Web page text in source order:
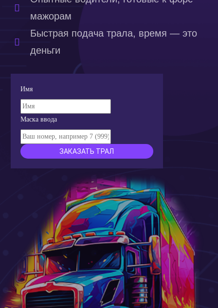
мажорам
Быстрая подача трала, время — это
деньги
Имя
Маска ввода
ЗАКАЗАТЬ ТРАЛ